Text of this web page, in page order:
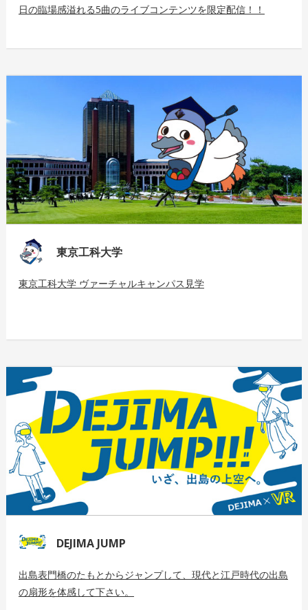
日の臨場感溢れる5曲のライブコンテンツを限定配信！！
東京工科大学
東京工科大学 ヴァーチャルキャンパス見学
DEJIMA JUMP
出島表門橋のたもとからジャンプして、現代と江戸時代の出島
の扇形を体感して下さい。